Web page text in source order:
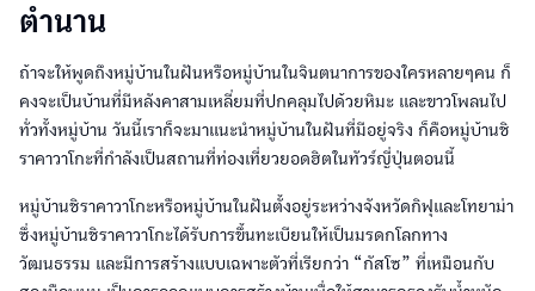
ตำนาน
ถ้าจะให้พูดถึงหมู่บ้านในฝันหรือหมู่บ้านในจินตนาการของใครหลายๆคน ก็
คงจะเป็นบ้านที่มีหลังคาสามเหลี่ยมที่ปกคลุมไปด้วยหิมะ และขาวโพลนไป
ทั่วทั้งหมู่บ้าน วันนี้เราก็จะมาแนะนำหมู่บ้านในฝันที่มีอยู่จริง ก็คือหมู่บ้านชิ
ราคาวาโกะที่กำลังเป็นสถานที่ท่องเที่ยวยอดฮิตในทัวร์ญี่ปุ่นตอนนี้
หมู่บ้านชิราคาวาโกะหรือหมู่บ้านในฝันตั้งอยู่ระหว่างจังหวัดกิฟุและโทยาม่า
ซึ่งหมู่บ้านชิราคาวาโกะได้รับการขึ้นทะเบียนให้เป็นมรดกโลกทาง
วัฒนธรรม และมีการสร้างแบบเฉพาะตัวที่เรียกว่า “กัสโซ” ที่เหมือนกับ